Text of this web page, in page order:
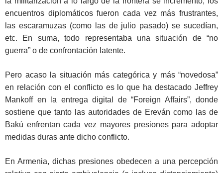
encuentros diplomáticos fueron cada vez más frustrantes,
las escaramuzas (como las de julio pasado) se sucedían,
etc. En suma, todo representaba una situación de “no
guerra” o de confrontación latente.
Pero acaso la situación más categórica y más “novedosa”
en relación con el conflicto es lo que ha destacado Jeffrey
Mankoff en la entrega digital de “Foreign Affairs”, donde
sostiene que tanto las autoridades de Ereván como las de
Bakú enfrentan cada vez mayores presiones para adoptar
medidas duras ante dicho conflicto.
En Armenia, dichas presiones obedecen a una percepción